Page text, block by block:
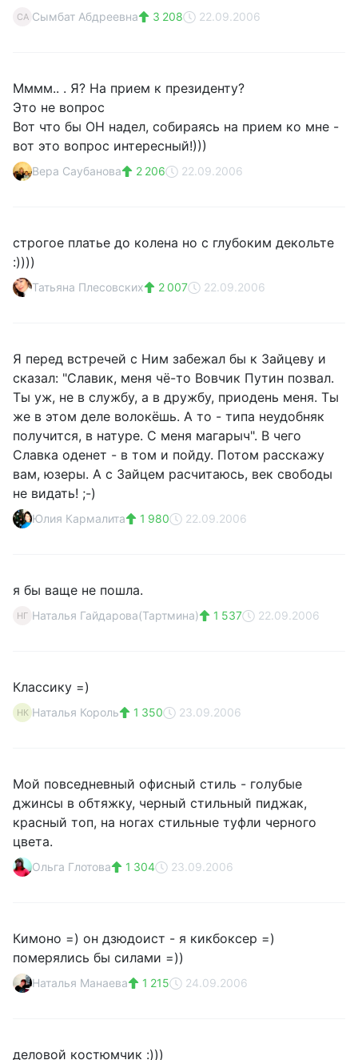
СА Сымбат Абдреевна 3 208 22.09.2006
Мммм.. . Я? На прием к президенту?
Это не вопрос
Вот что бы ОН надел, собираясь на прием ко мне -
вот это вопрос интересный!)))
Вера Саубанова 2 206 22.09.2006
строгое платье до колена но с глубоким декольте
:))))
Татьяна Плесовских 2 007 22.09.2006
Я перед встречей с Ним забежал бы к Зайцеву и
сказал: "Славик, меня чё-то Вовчик Путин позвал.
Ты уж, не в службу, а в дружбу, приодень меня. Ты
же в этом деле волокёшь. А то - типа неудобняк
получится, в натуре. С меня магарыч". В чего
Славка оденет - в том и пойду. Потом расскажу
вам, юзеры. А с Зайцем расчитаюсь, век свободы
не видать! ;-)
Юлия Кармалита 1 980 22.09.2006
я бы ваще не пошла.
НГ Наталья Гайдарова(Тартмина) 1 537 22.09.2006
Классику =)
НК Наталья Король 1 350 23.09.2006
Мой повседневный офисный стиль - голубые
джинсы в обтяжку, черный стильный пиджак,
красный топ, на ногах стильные туфли черного
цвета.
Ольга Глотова 1 304 23.09.2006
Кимоно =) он дзюдоист - я кикбоксер =)
померялись бы силами =))
Наталья Манаева 1 215 24.09.2006
деловой костюмчик :)))